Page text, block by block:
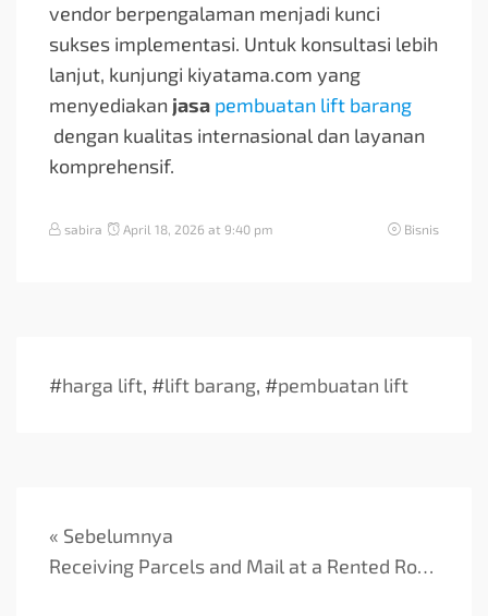
vendor berpengalaman menjadi kunci
sukses implementasi. Untuk konsultasi lebih
lanjut, kunjungi kiyatama.com yang
menyediakan jasa pembuatan lift barang
dengan kualitas internasional dan layanan
komprehensif.
sabira April 18, 2026 at 9:40 pm Bisnis
#harga lift, #lift barang, #pembuatan lift
« Sebelumnya
Receiving Parcels and Mail at a Rented Room in Singapore